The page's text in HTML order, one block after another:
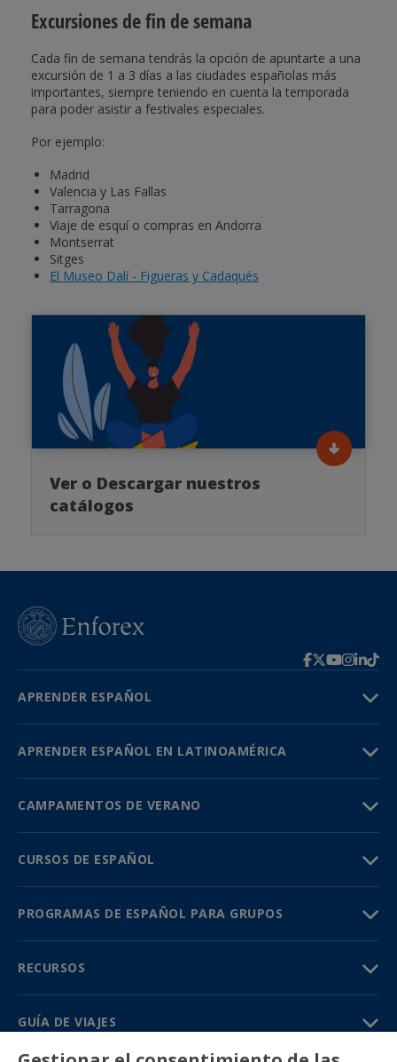
Excursiones de fin de semana
Cada fin de semana tendrás la opción de apuntarte a una
excursión de 1 a 3 días a las ciudades españolas más
importantes, siempre teniendo en cuenta la temporada
para poder asistir a festivales especiales.
Por ejemplo:
Madrid
Valencia y Las Fallas
Tarragona
Viaje de esquí o compras en Andorra
Montserrat
Sitges
El Museo Dalí - Figueras y Cadaqués
Ver o Descargar nuestros
catálogos
APRENDER ESPAÑOL
APRENDER ESPAÑOL EN LATINOAMÉRICA
CAMPAMENTOS DE VERANO
CURSOS DE ESPAÑOL
PROGRAMAS DE ESPAÑOL PARA GRUPOS
RECURSOS
GUÍA DE VIAJES